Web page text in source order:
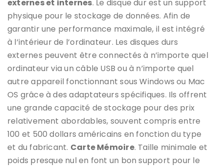
externes et internes. Le disque dur est un support
physique pour le stockage de données. Afin de
garantir une performance maximale, il est intégré
à l’intérieur de l’ordinateur. Les disques durs
externes peuvent être connectés à n’importe quel
ordinateur via un câble USB ou à n’importe quel
autre appareil fonctionnant sous Windows ou Mac
OS grâce à des adaptateurs spécifiques. Ils offrent
une grande capacité de stockage pour des prix
relativement abordables, souvent compris entre
100 et 500 dollars américains en fonction du type
et du fabricant. Carte Mémoire. Taille minimale et
poids presque nul en font un bon support pour le